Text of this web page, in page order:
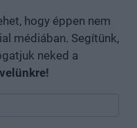
hogy éppen nem
médiában. Segítünk,
neked a